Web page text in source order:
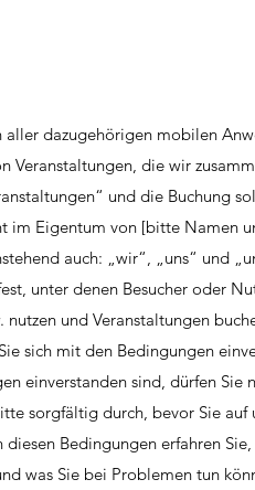
dazugehörigen mobilen
Veranstaltungen, die wir
und die Buchung
im Eigentum von [bitte Namen
auch: „wir“, „uns“ und
unter denen Besucher oder
und Veranstaltungen
sich mit den Bedingungen
einverstanden sind, dürfen Sie
sorgfältig durch, bevor Sie auf
Bedingungen erfahren
was Sie bei Problemen tun